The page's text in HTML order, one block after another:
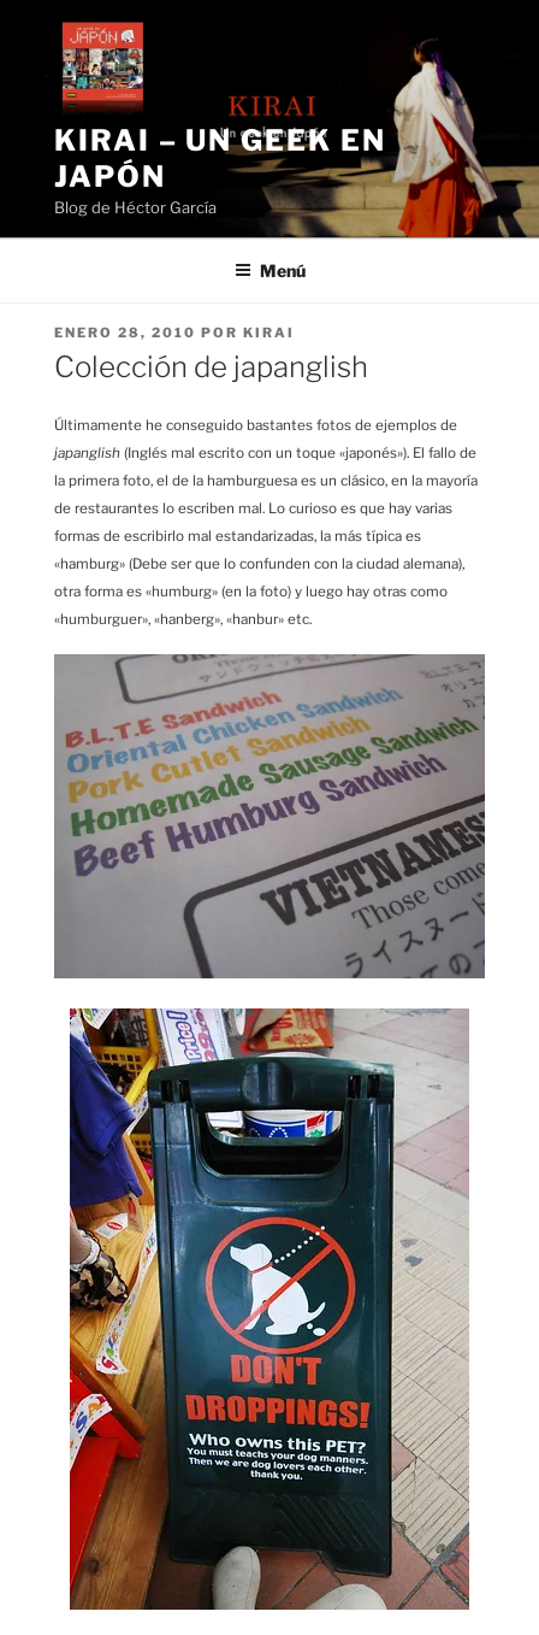
contenido
KIRAI – UN GEEK EN
JAPÓN
Blog de Héctor García
Menú
PUBLICADO
EL
ENERO 28, 2010 POR KIRAI
Colección de japanglish
Últimamente he conseguido bastantes fotos de ejemplos de
japanglish (Inglés mal escrito con un toque «japonés»). El fallo de
la primera foto, el de la hamburguesa es un clásico, en la mayoría
de restaurantes lo escriben mal. Lo curioso es que hay varias
formas de escribirlo mal estandarizadas, la más típica es
«hamburg» (Debe ser que lo confunden con la ciudad alemana),
otra forma es «humburg» (en la foto) y luego hay otras como
«humburguer», «hanberg», «hanbur» etc.